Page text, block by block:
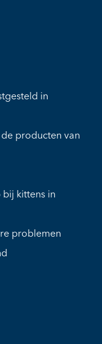
in
producten van
bij kittens in
problemen